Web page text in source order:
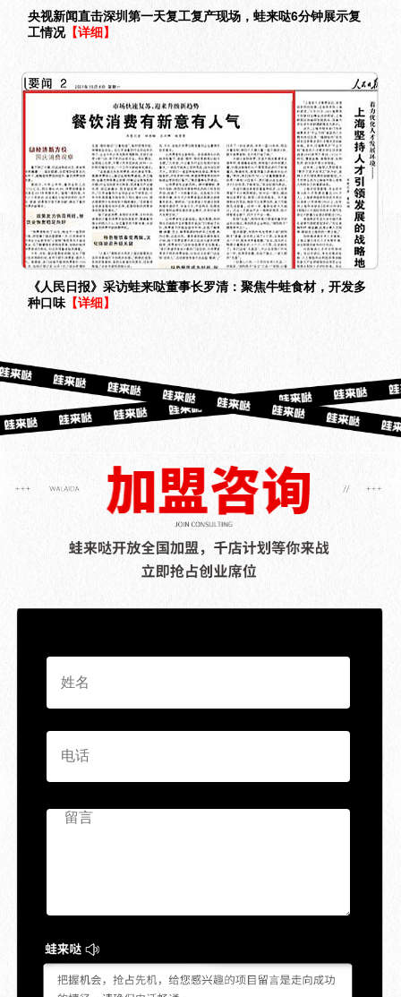
央视新闻直击深圳第一天复工复产现场，蛙来哒6分钟展示复
工情况【详细】
《人民日报》采访蛙来哒董事长罗清：聚焦牛蛙食材，开发多
种口味 【详细】